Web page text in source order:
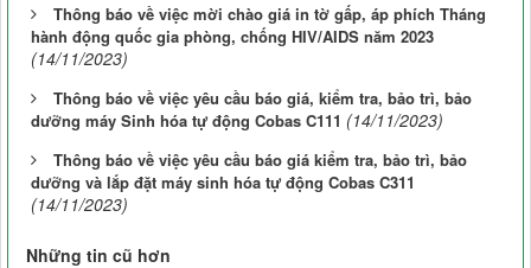
Thông báo về việc mời chào giá in tờ gấp, áp phích Tháng
hành động quốc gia phòng, chống HIV/AIDS năm 2023
(14/11/2023)
Thông báo về việc yêu cầu báo giá, kiểm tra, bảo trì, bảo
dưỡng máy Sinh hóa tự động Cobas C111 (14/11/2023)
Thông báo về việc yêu cầu báo giá kiểm tra, bảo trì, bảo
dưỡng và lắp đặt máy sinh hóa tự động Cobas C311
(14/11/2023)
Những tin cũ hơn